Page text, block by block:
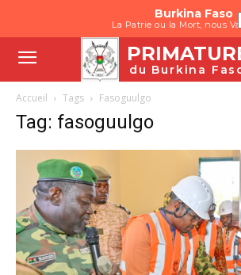
Burkina Faso
La Patrie ou la Mort, nous
du Burkina
Accueil Tags Fasoguulgo
Tag: fasoguulgo